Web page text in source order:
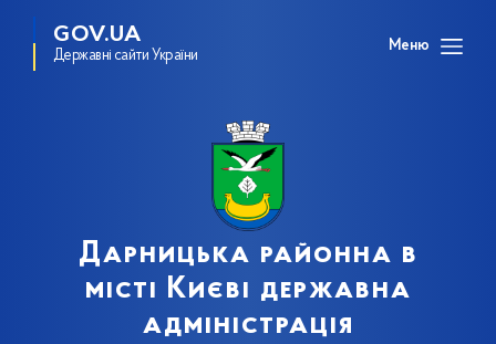
GOV.UA
Державні сайти України
Меню
Дарницька районна в
місті Києві державна
адміністрація